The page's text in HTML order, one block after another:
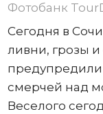
Фотобанк
Сегодня в
ливни, грозы
смерчей над
Веселого